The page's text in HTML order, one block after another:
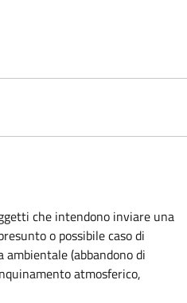
che intendono inviare una
o possibile caso di
ambientale (abbandono di
atmosferico,